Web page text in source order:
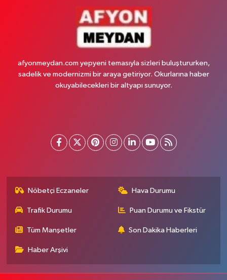
afyonmeydan.com yepyeni temasıyla sizleri buluştururken,
sadelik ve modernizmi bir araya getiriyor. Okurlarına haber
okuyabilecekleri bir altyapı sunuyor.
Nöbetçi Eczaneler Hava Durumu
Trafik Durumu Puan Durumu ve Fikstür
Tüm Manşetler Son Dakika Haberleri
Haber Arşivi